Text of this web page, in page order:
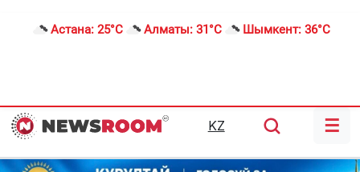
Астана: 25°C Алматы: 31°C Шымкент: 36°C
KZ ☰